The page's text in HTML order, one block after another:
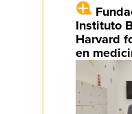
Instituto
Harvard
en